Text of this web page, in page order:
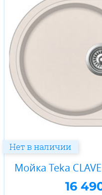
Мойка Teka
16
Нет в наличии